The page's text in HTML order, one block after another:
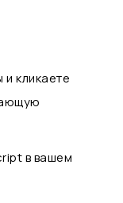
кликаете
в вашем